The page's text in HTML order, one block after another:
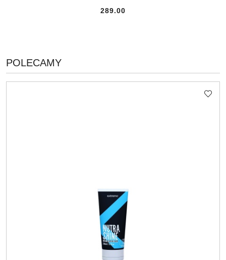
Cena:
289.00
Pomiń karuzelę produktów
PRODUKTY
O
POLECAMY